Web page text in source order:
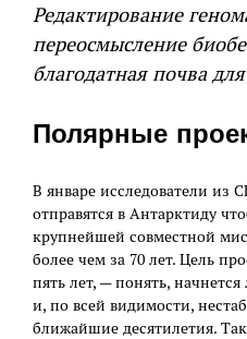
Редактирование
переосмысление
благодатная почва
Полярные
В январе исследователи из
отправятся в Антарктиду
крупнейшей совместной
более чем за 70 лет. Цель
пять лет, — понять,
и, по всей видимости,
ближайшие десятилетия.